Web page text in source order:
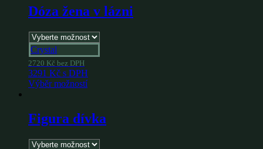
Dóza žena v lázni
Crystal
2720 Kč bez DPH
3291 Kč s DPH
Výběr možností
Figura dívka